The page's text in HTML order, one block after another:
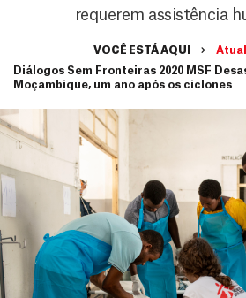
requerem assistência
VOCÊ ESTÁ AQUI
Diálogos Sem Fronteiras 2020 MSF
Moçambique, um ano após os ciclones